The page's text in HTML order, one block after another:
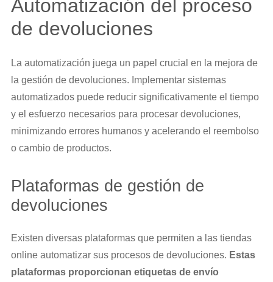
Automatización del proceso
de devoluciones
La automatización juega un papel crucial en la mejora de
la gestión de devoluciones. Implementar sistemas
automatizados puede reducir significativamente el tiempo
y el esfuerzo necesarios para procesar devoluciones,
minimizando errores humanos y acelerando el reembolso
o cambio de productos.
Plataformas de gestión de
devoluciones
Existen diversas plataformas que permiten a las tiendas
online automatizar sus procesos de devoluciones. Estas
plataformas proporcionan etiquetas de envío